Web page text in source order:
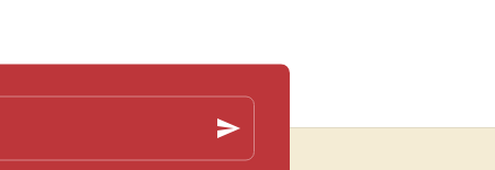
send